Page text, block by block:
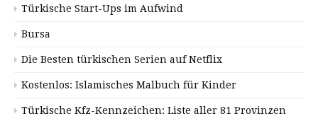
Türkische Start-Ups im Aufwind
Bursa
Die Besten türkischen Serien auf Netflix
Kostenlos: Islamisches Malbuch für Kinder
Türkische Kfz-Kennzeichen: Liste aller 81 Provinzen